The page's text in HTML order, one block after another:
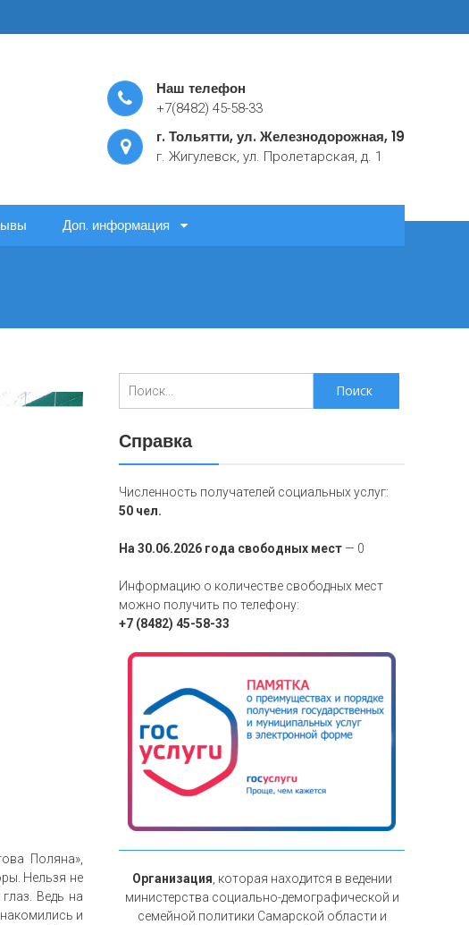
Наш телефон
+7(8482) 45-58-33
г. Тольятти, ул. Железнодорожная, 19
г. Жигулевск, ул. Пролетарская, д. 1
Доп. информация
Поляна»,
Нельзя не
Ведь на
и
для:
Справка
Численность получателей социальных услуг:
50 чел.
На 30.06.2026 года свободных мест — 0
Информацию о количестве свободных мест
можно получить по телефону:
+7 (8482) 45-58-33
Организация , которая находится в ведении
министерства социально-демографической и
семейной политики Самарской области и